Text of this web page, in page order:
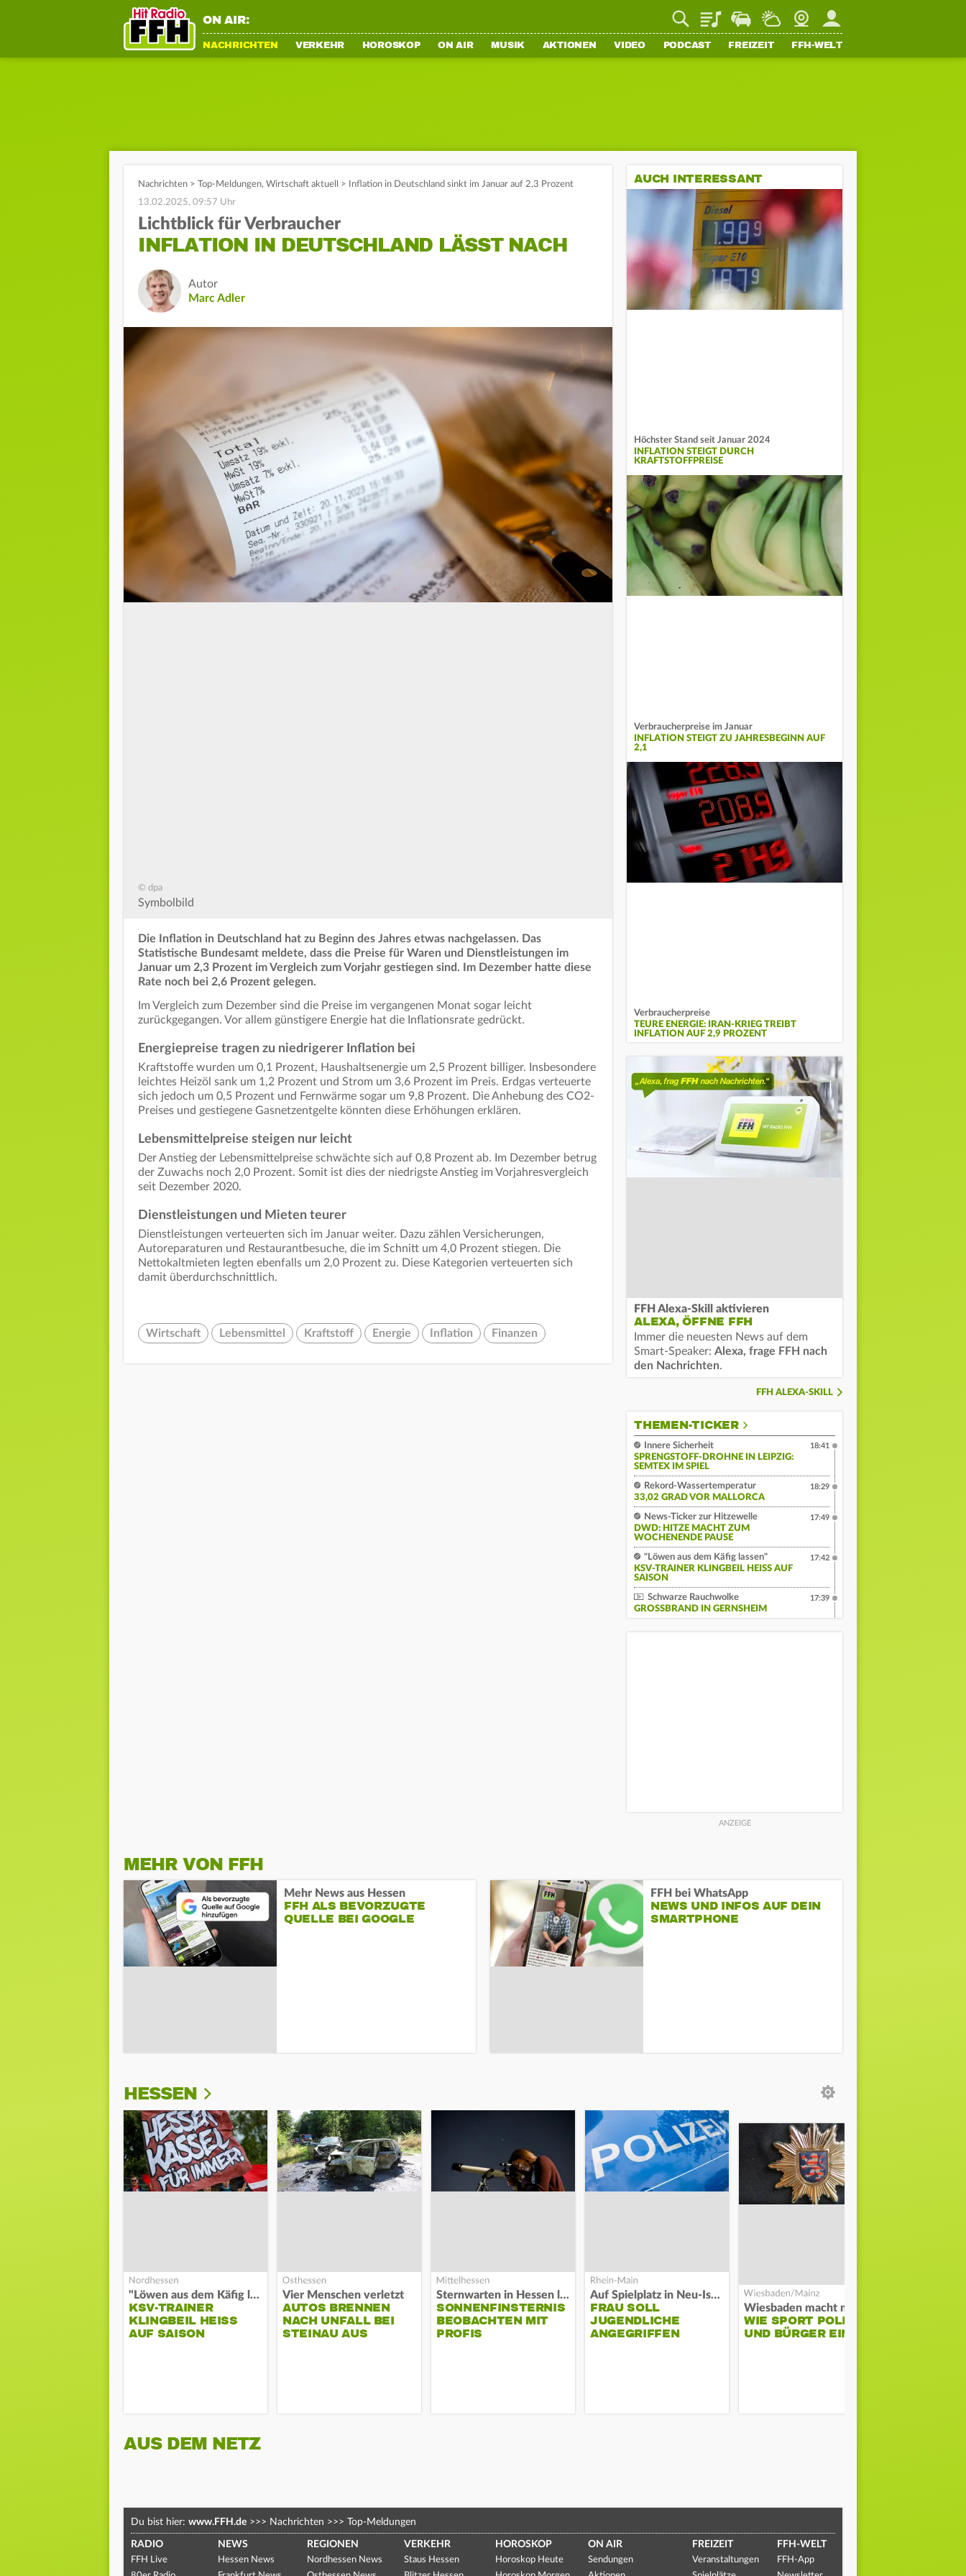
ON AIR: PlaylistStaupilotWetterWebcamMein FFH
NACHRICHTEN VERKEHR HOROSKOP ON AIR MUSIK AKTIONEN VIDEO PODCAST FREIZEIT FFH-WELT
Nachrichten > Top-Meldungen, Wirtschaft aktuell >
Inflation in Deutschland sinkt im Januar auf 2,3 Prozent
13.02.2025, 09:57 Uhr
Lichtblick für Verbraucher
INFLATION IN DEUTSCHLAND LÄSST NACH
Autor
Marc Adler
© dpa
Symbolbild
Die Inflation in Deutschland hat zu Beginn des Jahres etwas nachgelassen. Das
Statistische Bundesamt meldete, dass die Preise für Waren und Dienstleistungen im
Januar um 2,3 Prozent im Vergleich zum Vorjahr gestiegen sind. Im Dezember hatte diese
Rate noch bei 2,6 Prozent gelegen.
Im Vergleich zum Dezember sind die Preise im vergangenen Monat sogar leicht
zurückgegangen. Vor allem günstigere Energie hat die Inflationsrate gedrückt.
Energiepreise tragen zu niedrigerer Inflation bei
Kraftstoffe wurden um 0,1 Prozent, Haushaltsenergie um 2,5 Prozent billiger. Insbesondere
leichtes Heizöl sank um 1,2 Prozent und Strom um 3,6 Prozent im Preis. Erdgas verteuerte
sich jedoch um 0,5 Prozent und Fernwärme sogar um 9,8 Prozent. Die Anhebung des CO2-
Preises und gestiegene Gasnetzentgelte könnten diese Erhöhungen erklären.
Lebensmittelpreise steigen nur leicht
Der Anstieg der Lebensmittelpreise schwächte sich auf 0,8 Prozent ab. Im Dezember betrug
der Zuwachs noch 2,0 Prozent. Somit ist dies der niedrigste Anstieg im Vorjahresvergleich
seit Dezember 2020.
Dienstleistungen und Mieten teurer
Dienstleistungen verteuerten sich im Januar weiter. Dazu zählen Versicherungen,
Autoreparaturen und Restaurantbesuche, die im Schnitt um 4,0 Prozent stiegen. Die
Nettokaltmieten legten ebenfalls um 2,0 Prozent zu. Diese Kategorien verteuerten sich
damit überdurchschnittlich.
Wirtschaft Lebensmittel Kraftstoff Energie Inflation Finanzen
AUCH INTERESSANT
Höchster Stand seit Januar 2024
INFLATION STEIGT DURCH
KRAFTSTOFFPREISE
Verbraucherpreise im Januar
INFLATION STEIGT ZU JAHRESBEGINN AUF
2,1
Verbraucherpreise
TEURE ENERGIE: IRAN-KRIEG TREIBT
INFLATION AUF 2,9 PROZENT
FFH Alexa-Skill aktivieren
ALEXA, ÖFFNE FFH
Immer die neuesten News auf dem
Smart-Speaker: Alexa, frage FFH nach
den Nachrichten.
FFH ALEXA-SKILL
THEMEN-TICKER
Innere Sicherheit
SPRENGSTOFF-DROHNE IN LEIPZIG:
SEMTEX IM SPIEL
18:41
Rekord-Wassertemperatur
33,02 GRAD VOR MALLORCA
18:29
News-Ticker zur Hitzewelle
DWD: HITZE MACHT ZUM
WOCHENENDE PAUSE
17:49
"Löwen aus dem Käfig lassen"
KSV-TRAINER KLINGBEIL HEISS AUF S
AISON
17:42
Schwarze Rauchwolke
GROSSBRAND IN GERNSHEIM
17:39
MEHR VON FFH
Mehr News aus Hessen
FFH ALS BEVORZUGTE
QUELLE BEI GOOGLE
FFH bei WhatsApp
NEWS UND INFOS AUF DEIN
SMARTPHONE
HESSEN
"Löwen aus dem Käfig lassen"
KSV-TRAINER
KLINGBEIL HEISS A
UF SAISON
Vier Menschen verletzt
AUTOS BRENNEN
NACH UNFALL BEI
STEINAU AUS
Sternwarten in Hessen laden ein
SONNENFINSTERNIS
BEOBACHTEN MIT
PROFIS
Auf Spielplatz in Neu-Isenburg
FRAU SOLL
JUGENDLICHE
ANGEGRIFFEN
Wiesbaden macht mobil
WIE SPORT POLIZEI
UND BÜRGER EINT
AUS DEM NETZ
Du bist hier: www.FFH.de >>> Nachrichten >>> Top-Meldungen
RADIO
FFH Live
NEWS
Hessen News
REGIONEN
Nordhessen News
VERKEHR
Staus Hessen
HOROSKOP
Horoskop Heute
ON AIR
Sendungen
FREIZEIT
Veranstaltungen
FFH-WELT
FFH-App